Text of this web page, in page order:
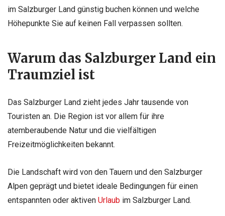
im Salzburger Land günstig buchen können und welche
Höhepunkte Sie auf keinen Fall verpassen sollten.
Warum das Salzburger Land ein
Traumziel ist
Das Salzburger Land zieht jedes Jahr tausende von
Touristen an. Die Region ist vor allem für ihre
atemberaubende Natur und die vielfältigen
Freizeitmöglichkeiten bekannt.
Die Landschaft wird von den Tauern und den Salzburger
Alpen geprägt und bietet ideale Bedingungen für einen
entspannten oder aktiven Urlaub im Salzburger Land.